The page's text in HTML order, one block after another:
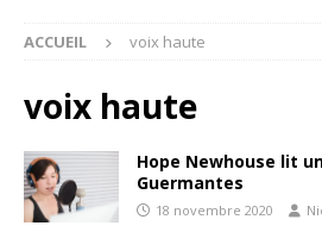
ACCUEIL voix haute
voix haute
Hope Newhouse lit
Guermantes
18 novembre 2020